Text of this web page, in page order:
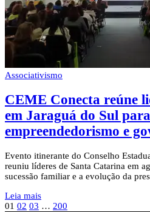
Associativismo
CEME Conecta reúne
em Jaraguá do Sul
empreendedorismo e
Evento itinerante do Conselho
reuniu líderes de Santa Catarina em
sucessão familiar e a evolução da
Leia mais
01 02 03 … 200